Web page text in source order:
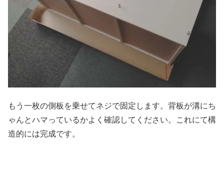
もう一枚の側板を乗せてネジで固定します。背板が溝にち
ゃんとハマっているかよく確認してください。これにて構
造的には完成です。